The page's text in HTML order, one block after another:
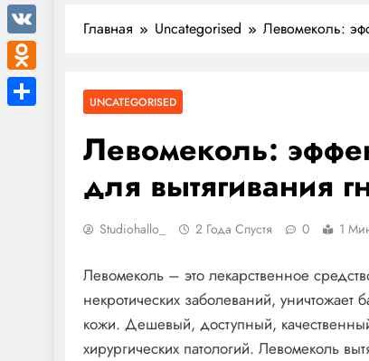
Главная Uncategorised Левомеколь:
UNCATEGORISED
Левомеколь:
для вытягивания
Studiohallo_ 2 Года Спустя 0 1
Левомеколь – это лекарственное
некротических заболеваний,
кожи. Дешевый, доступный,
хирургических патологий. Левомеколь
Telegram
VK
Odnoklassniki